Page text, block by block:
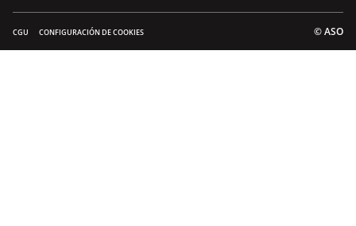
CGU CONFIGURACIÓN DE COOKIES © ASO